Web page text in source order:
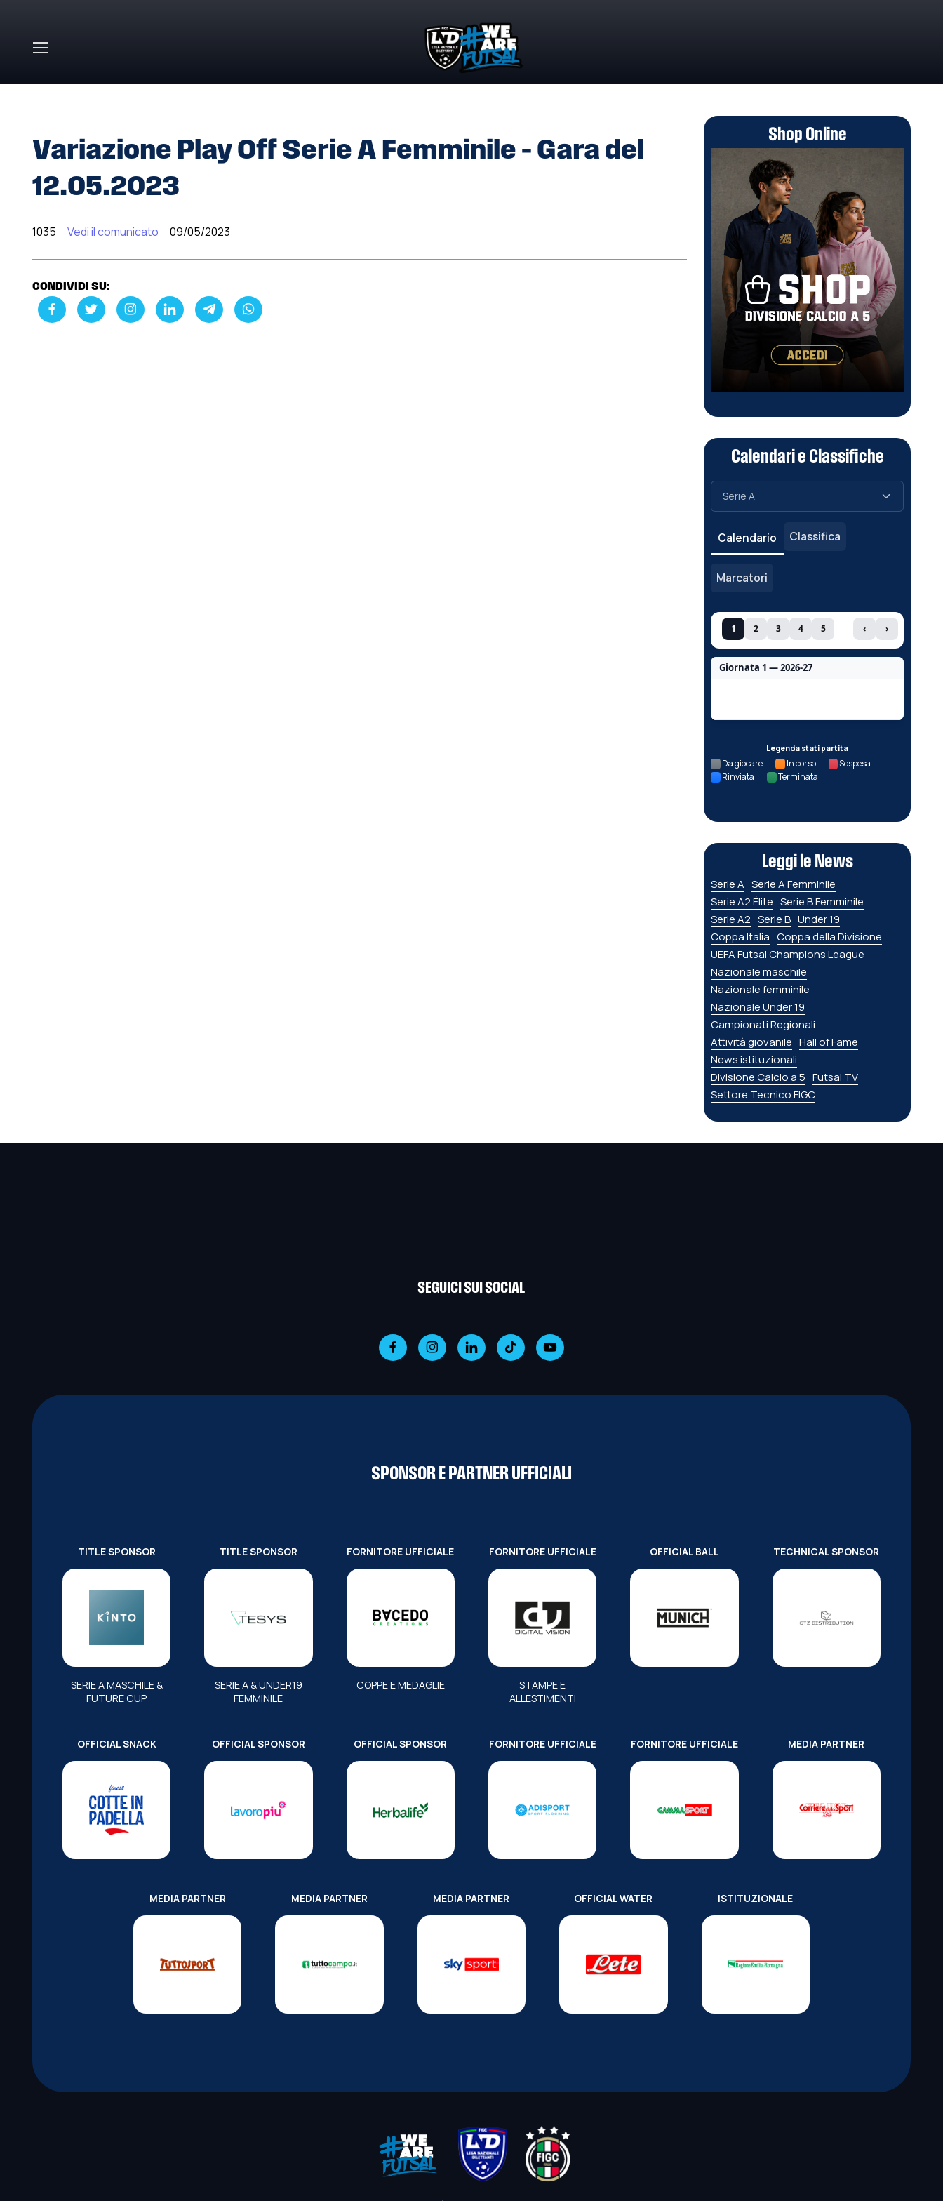
Variazione Play Off Serie A Femminile – Gara del
12.05.2023
1035 Vedi il comunicato 09/05/2023
CONDIVIDI SU:
Shop Online
Calendari e Classifiche
Calendario Classifica
Marcatori
1 2 3 4 5 ‹ ›
Giornata 1 — 2026-27
Legenda stati partita
Da giocare In corso
Sospesa
Rinviata
Terminata
Leggi le News
Serie A Serie A Femminile
Serie A2 Élite Serie B Femminile
Serie A2 Serie B Under 19
Coppa Italia Coppa della Divisione
UEFA Futsal Champions League
Nazionale maschile
Nazionale femminile
Nazionale Under 19
Campionati Regionali
Attività giovanile Hall of Fame
News istituzionali
Divisione Calcio a 5 Futsal TV
Settore Tecnico FIGC
SEGUICI SUI SOCIAL
SPONSOR E PARTNER UFFICIALI
TITLE SPONSOR
SERIE A MASCHILE &
FUTURE CUP
TITLE SPONSOR
SERIE A & UNDER19
FEMMINILE
FORNITORE UFFICIALE
COPPE E MEDAGLIE
FORNITORE UFFICIALE
STAMPE E
ALLESTIMENTI
OFFICIAL BALL TECHNICAL SPONSOR
OFFICIAL SNACK OFFICIAL SPONSOR OFFICIAL SPONSOR FORNITORE UFFICIALE FORNITORE UFFICIALE MEDIA PARTNER
MEDIA PARTNER MEDIA PARTNER MEDIA PARTNER OFFICIAL WATER ISTITUZIONALE